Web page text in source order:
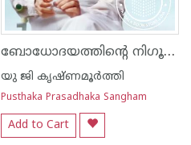
ബോധോദയത്തിന്റെ നിഗൂഢശക്തി
യു ജി കൃഷ്ണമൂര്‍ത്തി
Pusthaka Prasadhaka Sangham
Add to Cart